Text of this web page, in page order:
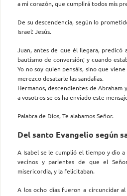
a mi corazón, que cumplirá todos mis
De su descendencia, según lo
Israel: Jesús.
Juan, antes de que él llegara, predicó
bautismo de conversión; y cuando
Yo no soy quien pensáis, sino que
merezco desatarle las sandalias.
Hermanos, descendientes de Abraham
a vosotros se os ha enviado este
Palabra de Dios, Te alabamos Señor.
Del santo Evangelio según
A Isabel se le cumplió el tiempo y dio
vecinos y parientes de que el
misericordia, y la felicitaban.
A los ocho días fueron a circuncidar al